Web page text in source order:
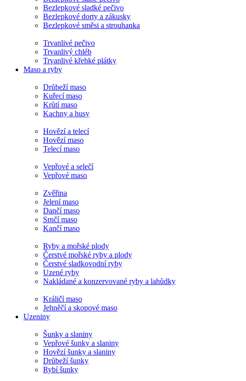
Bezlepkové sladké pečivo
Bezlepkové dorty a zákusky
Bezlepkové směsi a strouhanka
Trvanlivé pečivo
Trvanlivý chléb
Trvanlivé křehké plátky
Maso a ryby
Drůbeží maso
Kuřecí maso
Krůtí maso
Kachny a husy
Hovězí a telecí
Hovězí maso
Telecí maso
Vepřové a selečí
Vepřové maso
Zvěřina
Jelení maso
Dančí maso
Srnčí maso
Kančí maso
Ryby a mořské plody
Čerstvé mořské ryby a plody
Čerstvé sladkovodní ryby
Uzené ryby
Nakládané a konzervované ryby a lahůdky
Králičí maso
Jehněčí a skopové maso
Uzeniny
Šunky a slaniny
Vepřové šunky a slaniny
Hovězí šunky a slaniny
Drůbeží šunky
Rybí šunky